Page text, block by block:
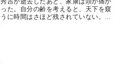
った。自分の齢を考えると、天下を窺
うに時間はさほど残されていない。こ